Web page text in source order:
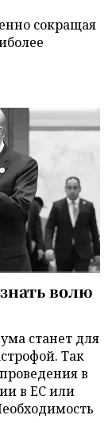
сокращая
волю
станет для
Так
в
в ЕС или